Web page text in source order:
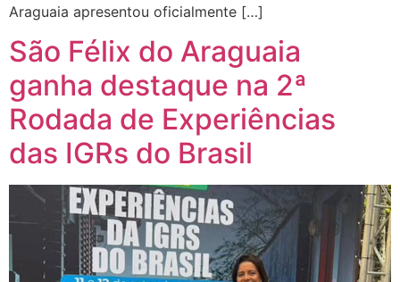
Araguaia apresentou oficialmente […]
São Félix do Araguaia
ganha destaque na 2ª
Rodada de Experiências
das IGRs do Brasil